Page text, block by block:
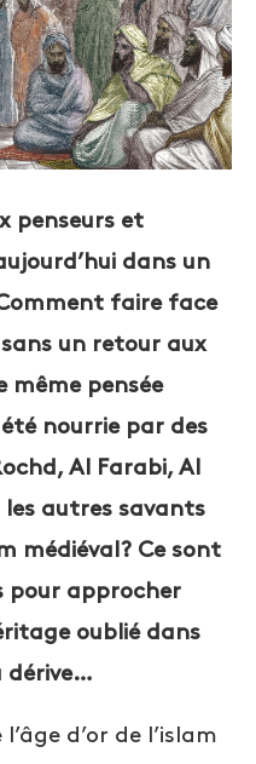
penseurs et
dans un
faire face
un retour aux
même pensée
nourrie par des
Al Farabi, Al
les autres savants
médiéval? Ce sont
pour approcher
oublié dans
dérive…
d’or de l’islam